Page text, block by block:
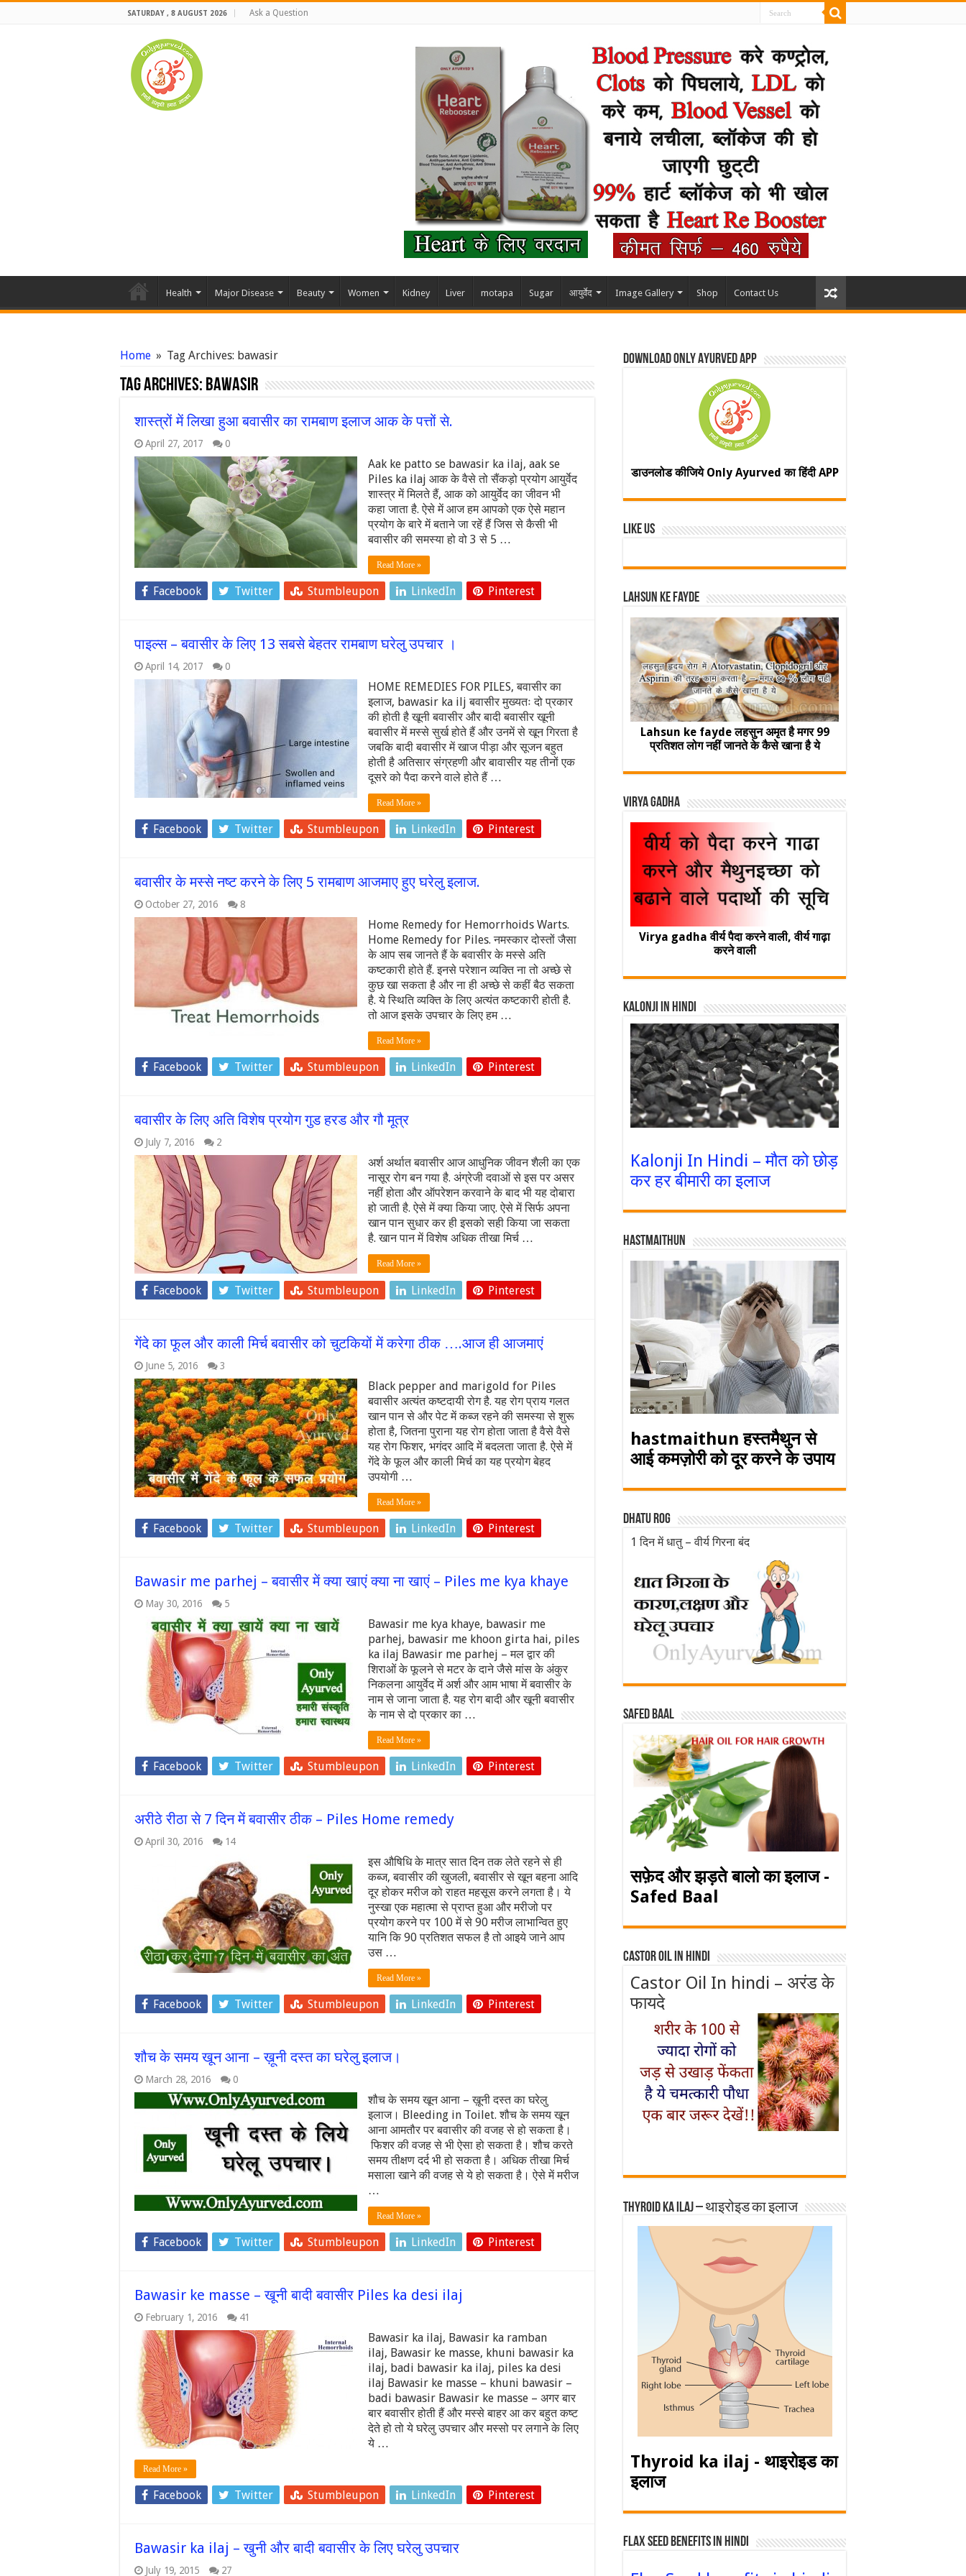
SATURDAY , 8 AUGUST 2026 Ask a Question
Health Major Disease Beauty Women Kidney Liver motapa Sugar आयुर्वेद Image Gallery Shop Contact Us
Home » Tag Archives: bawasir
Tag Archives: bawasir
शास्त्रों में लिखा हुआ बवासीर का रामबाण इलाज आक के पत्तों से.
April 27, 2017 0
Aak ke patto se bawasir ka ilaj, aak se
Piles ka ilaj आक के वैसे तो सैंकड़ो प्रयोग आयुर्वेद
शास्त्र में मिलते हैं, आक को आयुर्वेद का जीवन भी
कहा जाता है. ऐसे में आज हम आपको एक ऐसे महान
प्रयोग के बारे में बताने जा रहें हैं जिस से कैसी भी
बवासीर की समस्या हो वो 3 से 5 …
Read More »
Facebook Twitter Stumbleupon LinkedIn Pinterest
पाइल्‍स – बवासीर के लिए 13 सबसे बेहतर रामबाण घरेलु उपचार ।
April 14, 2017 0
HOME REMEDIES FOR PILES, बवासीर का
इलाज, bawasir ka ilj बवासीर मुख्यतः दो प्रकार
की होती है खूनी बवासीर और बादी बवासीर खूनी
बवासीर में मस्से सुर्ख होते हैं और उनमें से खून गिरता है
जबकि बादी बवासीर में खाज पीड़ा और सूजन बहुत
होती है अतिसार संग्रहणी और बावासीर यह तीनों एक
दूसरे को पैदा करने वाले होते हैं …
Read More »
Facebook Twitter Stumbleupon LinkedIn Pinterest
बवासीर के मस्से नष्ट करने के लिए 5 रामबाण आजमाए हुए घरेलु इलाज.
October 27, 2016 8
Home Remedy for Hemorrhoids Warts.
Home Remedy for Piles. नमस्कार दोस्तों जैसा
के आप सब जानते हैं के बवासीर के मस्से अति
कष्टकारी होते हैं. इनसे परेशान व्यक्ति ना तो अच्छे से
कुछ खा सकता है और ना ही अच्छे से कहीं बैठ सकता
है. ये स्थिति व्यक्ति के लिए अत्यंत कष्टकारी होती है.
तो आज इसके उपचार के लिए हम …
Read More »
Facebook Twitter Stumbleupon LinkedIn Pinterest
बवासीर के लिए अति विशेष प्रयोग गुड हरड और गौ मूत्र
July 7, 2016 2
अर्श अर्थात बवासीर आज आधुनिक जीवन शैली का एक
नासूर रोग बन गया है. अंग्रेजी दवाओं से इस पर असर
नहीं होता और ऑपरेशन करवाने के बाद भी यह दोबारा
हो जाती है. ऐसे में क्या किया जाए. ऐसे में सिर्फ अपना
खान पान सुधार कर ही इसको सही किया जा सकता
है. खान पान में विशेष अधिक तीखा मिर्च …
Read More »
Facebook Twitter Stumbleupon LinkedIn Pinterest
गेंदे का फूल और काली मिर्च बवासीर को चुटकियों में करेगा ठीक ….आज ही आजमाएं
June 5, 2016 3
Black pepper and marigold for Piles
बवासीर अत्यंत कष्टदायी रोग है. यह रोग प्राय गलत
खान पान से और पेट में कब्ज रहने की समस्या से शुरू
होता है, जितना पुराना यह रोग होता जाता है वैसे वैसे
यह रोग फिशर, भगंदर आदि में बदलता जाता है. ऐसे में
गेंदे के फूल और काली मिर्च का यह प्रयोग बेहद
उपयोगी …
Read More »
Facebook Twitter Stumbleupon LinkedIn Pinterest
Bawasir me parhej – बवासीर में क्या खाएं क्या ना खाएं – Piles me kya khaye
May 30, 2016 5
Bawasir me kya khaye, bawasir me
parhej, bawasir me khoon girta hai, piles
ka ilaj Bawasir me parhej – मल द्वार की
शिराओं के फूलने से मटर के दाने जैसे मांस के अंकुर
निकलना आयुर्वेद में अर्श और आम भाषा में बवासीर के
नाम से जाना जाता है. यह रोग बादी और खूनी बवासीर
के नाम से दो प्रकार का …
Read More »
Facebook Twitter Stumbleupon LinkedIn Pinterest
अरीठे रीठा से 7 दिन में बवासीर ठीक – Piles Home remedy
April 30, 2016 14
इस औषिधि के मात्र सात दिन तक लेते रहने से ही
कब्ज, बवासीर की खुजली, बवासीर से खून बहना आदि
दूर होकर मरीज को राहत महसूस करने लगता है। ये
नुस्खा एक महात्मा से प्राप्त हुआ और मरीजो पर
प्रयोग करने पर 100 में से 90 मरीज लाभान्वित हुए
यानि कि 90 प्रतिशत सफल है तो आइये जाने आप
उस …
Read More »
Facebook Twitter Stumbleupon LinkedIn Pinterest
शौच के समय खून आना – ख़ूनी दस्त का घरेलु इलाज।
March 28, 2016 0
शौच के समय खून आना – ख़ूनी दस्त का घरेलु
इलाज। Bleeding in Toilet. शौच के समय खून
आना आमतौर पर बवासीर की वजह से हो सकता है।
फिशर की वजह से भी ऐसा हो सकता है। शौच करते
समय तीक्षण दर्द भी हो सकता है। अधिक तीखा मिर्च
मसाला खाने की वजह से ये हो सकता है। ऐसे में मरीज
…
Read More »
Facebook Twitter Stumbleupon LinkedIn Pinterest
Bawasir ke masse – खूनी बादी बवासीर Piles ka desi ilaj
February 1, 2016 41
Bawasir ka ilaj, Bawasir ka ramban
ilaj, Bawasir ke masse, khuni bawasir ka
ilaj, badi bawasir ka ilaj, piles ka desi
ilaj Bawasir ke masse – khuni bawasir –
badi bawasir Bawasir ke masse – अगर बार
बार बवासीर होती हैं और मस्से बाहर आ कर बहुत कष्ट
देते हो तो ये घरेलु उपचार और मस्सो पर लगाने के लिए
ये …
Read More »
Facebook Twitter Stumbleupon LinkedIn Pinterest
Bawasir ka ilaj – खुनी और बादी बवासीर के लिए घरेलु उपचार
July 19, 2015 27
Download Only Ayurved App
डाउनलोड कीजिये Only Ayurved का हिंदी APP
Like Us
Lahsun ke fayde
Lahsun ke fayde लहसुन अमृत है मगर 99
प्रतिशत लोग नहीं जानते के कैसे खाना है ये
Virya Gadha
Virya gadha वीर्य पैदा करने वाली, वीर्य गाढ़ा
करने वाली
Kalonji In Hindi
Kalonji In Hindi – मौत को छोड़
कर हर बीमारी का इलाज
Hastmaithun
hastmaithun हस्तमैथुन से
आई कमज़ोरी को दूर करने के उपाय
Dhatu rog
1 दिन में धातु – वीर्य गिरना बंद
Safed baal
सफ़ेद और झड़ते बालो का इलाज -
Safed Baal
Castor Oil In Hindi
Castor Oil In hindi – अरंड के
फायदे
Thyroid ka ilaj – थाइरोइड का इलाज
Thyroid ka ilaj - थाइरोइड का
इलाज
Flax Seed Benefits in hindi